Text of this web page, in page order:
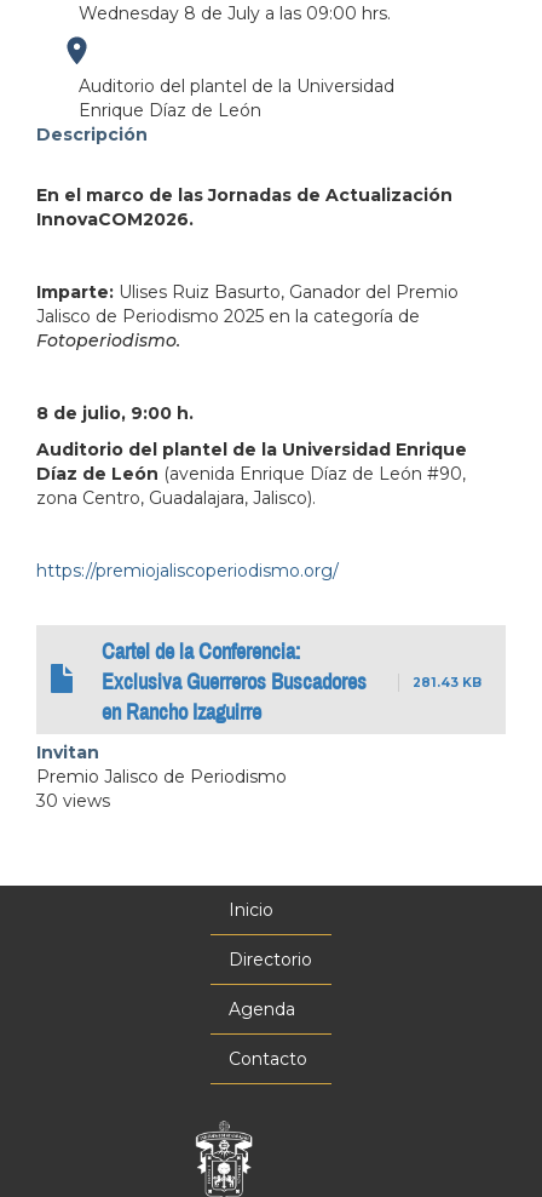
Wednesday 8 de July a las 09:00 hrs.
Auditorio del plantel de la Universidad
Enrique Díaz de León
Descripción
En el marco de las Jornadas de Actualización
InnovaCOM2026.
Imparte: Ulises Ruiz Basurto, Ganador del Premio
Jalisco de Periodismo 2025 en la categoría de
Fotoperiodismo.
8 de julio, 9:00 h.
Auditorio del plantel de la Universidad Enrique
Díaz de León (avenida Enrique Díaz de León #90,
zona Centro, Guadalajara, Jalisco).
https://premiojaliscoperiodismo.org/
Cartel de la Conferencia:
Exclusiva Guerreros Buscadores
en Rancho Izaguirre
281.43 KB
Invitan
Premio Jalisco de Periodismo
30 views
Inicio
Directorio
Agenda
Contacto